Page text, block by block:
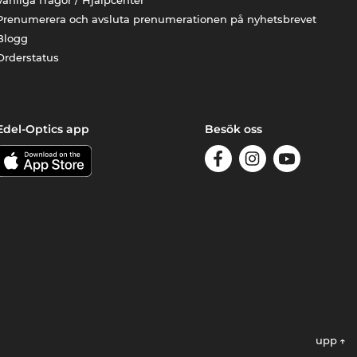
och avsluta prenumerationen på nyhetsbrevet
Optics app Besök oss
upp